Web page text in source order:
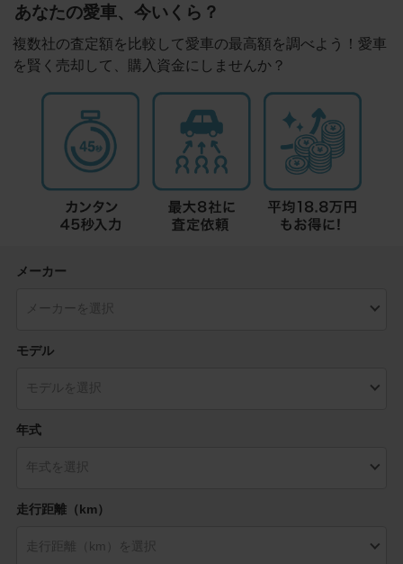
あなたの愛車、今いくら？
複数社の査定額を比較して愛車の最高額を調べよう！愛車
を賢く売却して、購入資金にしませんか？
メーカー
モデル
年式
走行距離（km）